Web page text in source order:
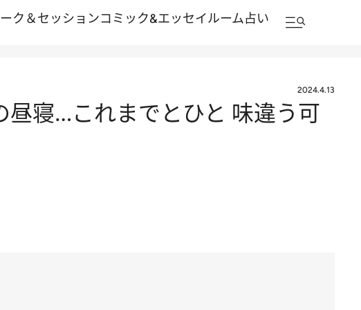
ーク＆セッションコミック&エッセイルーム占い
2024.4.13
寝…これまでとひと 味違う可